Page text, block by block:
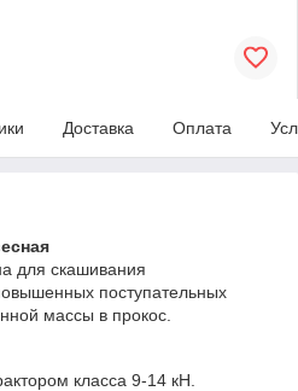
Доставка Оплата
для скашивания
поступательных
массы в прокос.
класса 9-14 кН.